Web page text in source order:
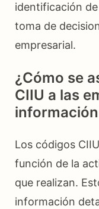
identificación
toma de
empresarial.
¿Cómo se
CIIU a las
Los códigos
función de la
que realizan.
información